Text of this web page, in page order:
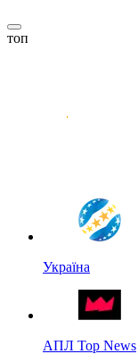
топ
Україна
АПЛ Top News